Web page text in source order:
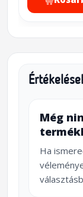
Még
Ha